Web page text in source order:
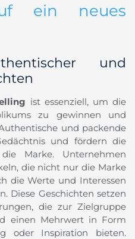
ein neues
und
ist essenziell, um die
zu gewinnen und
und packende
und fördern die
Marke. Unternehmen
die nicht nur die Marke
die Werte und Interessen
Diese Geschichten setzen
die zur Zielgruppe
einen Mehrwert in Form
oder Inspiration bieten.